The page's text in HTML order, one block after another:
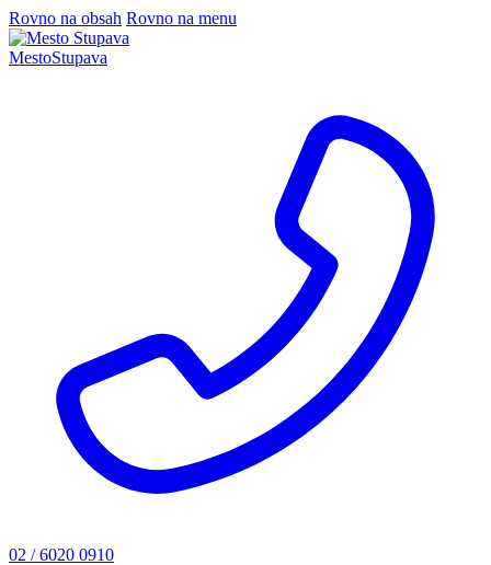
Rovno na obsah Rovno na menu
MestoStupava
02 / 6020 0910